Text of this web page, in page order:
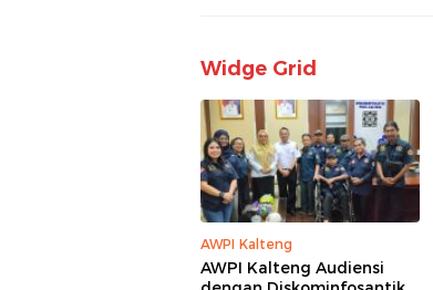
Widge Grid
AWPI Kalteng
AWPI Kalteng Audiensi